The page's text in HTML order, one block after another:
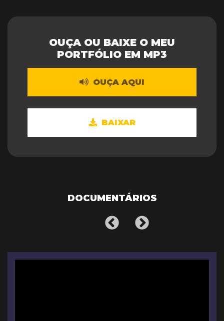
OUÇA OU BAIXE O MEU
PORTFÓLIO EM MP3
OUÇA AQUI
BAIXAR
DOCUMENTÁRIOS